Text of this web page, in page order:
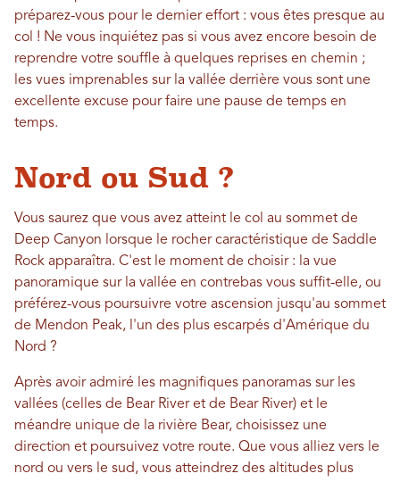
préparez-vous pour le dernier effort : vous êtes presque au
col ! Ne vous inquiétez pas si vous avez encore besoin de
reprendre votre souffle à quelques reprises en chemin ;
les vues imprenables sur la vallée derrière vous sont une
excellente excuse pour faire une pause de temps en
temps.
Nord ou Sud ?
Vous saurez que vous avez atteint le col au sommet de
Deep Canyon lorsque le rocher caractéristique de Saddle
Rock apparaîtra. C'est le moment de choisir : la vue
panoramique sur la vallée en contrebas vous suffit-elle, ou
préférez-vous poursuivre votre ascension jusqu'au sommet
de Mendon Peak, l'un des plus escarpés d'Amérique du
Nord ?
Après avoir admiré les magnifiques panoramas sur les
vallées (celles de Bear River et de Bear River) et le
méandre unique de la rivière Bear, choisissez une
direction et poursuivez votre route. Que vous alliez vers le
nord ou vers le sud, vous atteindrez des altitudes plus